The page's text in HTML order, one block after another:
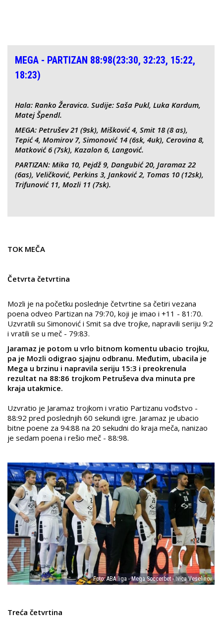
MEGA - PARTIZAN 88:98(23:30, 32:23, 15:22,
18:23)
Hala: Ranko Žeravica. Sudije: Saša Pukl, Luka Kardum,
Matej Špendl.
MEGA: Petrušev 21 (9sk), Mišković 4, Smit 18 (8 as),
Tepić 4, Momirov 7, Simonović 14 (6sk, 4uk), Cerovina 8,
Matković 6 (7sk), Kazalon 6, Langović.
PARTIZAN: Mika 10, Pejdž 9, Dangubić 20, Jaramaz 22
(6as), Veličković, Perkins 3, Janković 2, Tomas 10 (12sk),
Trifunović 11, Mozli 11 (7sk).
TOK MEČA
Četvrta četvrtina
Mozli je na početku poslednje četvrtine sa četiri vezana
poena odveo Partizan na 79:70, koji je imao i +11 - 81:70.
Uzvratili su Simonović i Smit sa dve trojke, napravili seriju 9:2
i vratili se u meč - 79:83.
Jaramaz je potom u vrlo bitnom komentu ubacio trojku,
pa je Mozli odigrao sjajnu odbranu. Međutim, ubacila je
Mega u brzinu i napravila seriju 15:3 i preokrenula
rezultat na 88:86 trojkom Petruševa dva minuta pre
kraja utakmice.
Uzvratio je Jaramaz trojkom i vratio Partizanu vođstvo -
88:92 pred poslednjih 60 sekundi igre. Jaramaz je ubacio
bitne poene za 94:88 na 20 sekudni do kraja meča, nanizao
je sedam poena i rešio meč - 88:98.
Foto: ABA liga - Mega Soccerbet - Ivica Veselinov
Treća četvrtina